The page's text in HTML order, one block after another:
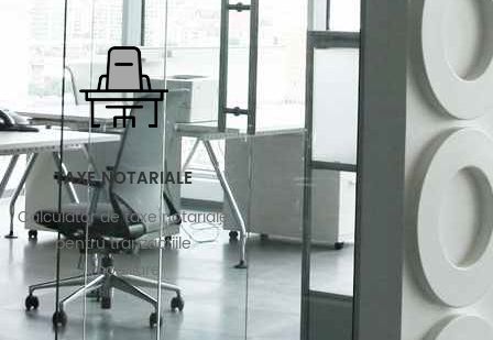
TAXE NOTARIALE
Calculator de taxe notariale
pentru tranzactiile
imobiliare